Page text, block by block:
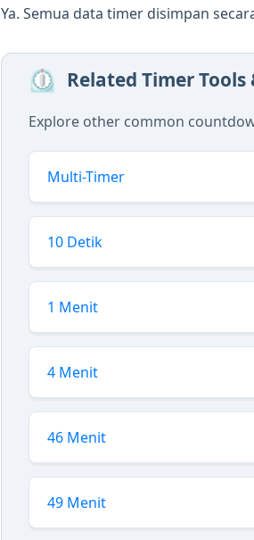
Ya. Semua data timer disimpan
⏲️ Related Timer Tools
Explore other common
Multi-Timer
10 Detik
1 Menit
4 Menit
46 Menit
49 Menit